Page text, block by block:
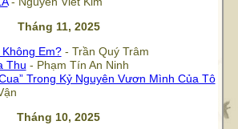
Tháng 11, 2025
Em?- Trần Quý Trâm
Thu - Phạm Tín An Ninh
Trong Kỷ Nguyên Vươn Mình Của Tô
Tháng 10, 2025